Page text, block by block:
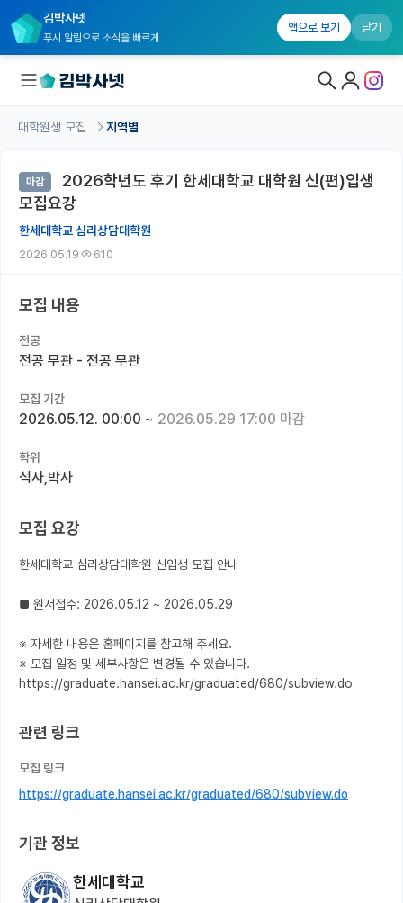
김박사넷
푸시 알림으로 소식을 빠르게
앱으로 보기 닫기
대학원생 모집 홈
기관별 모집 정보
연구실별 모집 정보
전공별 모집 정보
국내대학원 정보
연구실&오픈랩
커리어
대학원생 모집 지역별
마감
2026학년도 후기 한세대학교 대학원 신(편)입생
모집요강
한세대학교 심리상담대학원
2026.05.19 610
모집 내용
전공
전공 무관 - 전공 무관
모집 기간
2026.05.12. 00:00 ~ 2026.05.29 17:00 마감
학위
석사,박사
모집 요강
한세대학교 심리상담대학원 신입생 모집 안내
■ 원서접수: 2026.05.12 ~ 2026.05.29
※ 자세한 내용은 홈페이지를 참고해 주세요.
※ 모집 일정 및 세부사항은 변경될 수 있습니다.
https://graduate.hansei.ac.kr/graduated/680/subview.do
관련 링크
모집 링크
https://graduate.hansei.ac.kr/graduated/680/subview.do
기관 정보
한세대학교